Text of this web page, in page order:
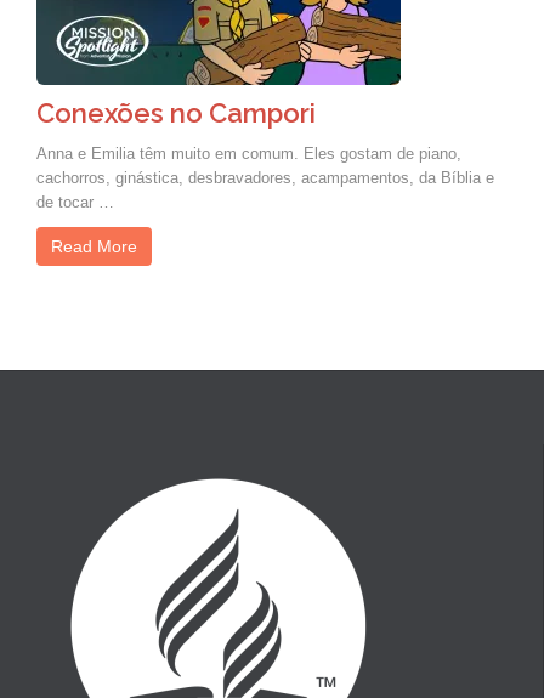
Conexões no Campori
Anna e Emilia têm muito em comum. Eles gostam de piano,
cachorros, ginástica, desbravadores, acampamentos, da Bíblia e
de tocar …
Read More